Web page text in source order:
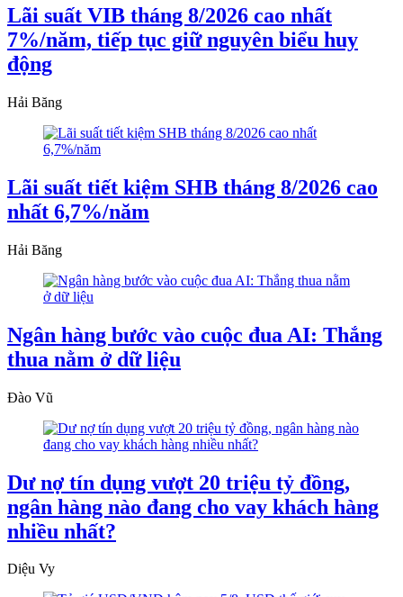
Lãi suất VIB tháng 8/2026 cao nhất
7%/năm, tiếp tục giữ nguyên biểu huy
động
Hải Băng
Lãi suất tiết kiệm SHB tháng 8/2026 cao
nhất 6,7%/năm
Hải Băng
Ngân hàng bước vào cuộc đua AI: Thắng
thua nằm ở dữ liệu
Đào Vũ
Dư nợ tín dụng vượt 20 triệu tỷ đồng,
ngân hàng nào đang cho vay khách hàng
nhiều nhất?
Diệu Vy